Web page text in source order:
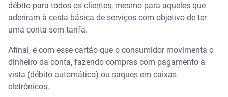
débito para todos os clientes, mesmo para aqueles que
aderiram à cesta básica de serviços com objetivo de ter
uma conta sem tarifa.
Afinal, é com esse cartão que o consumidor movimenta o
dinheiro da conta, fazendo compras com pagamento à
vista (débito automático) ou saques em caixas
eletrônicos.